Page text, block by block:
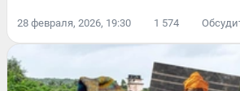
28 февраля, 2026, 19:30 1 574